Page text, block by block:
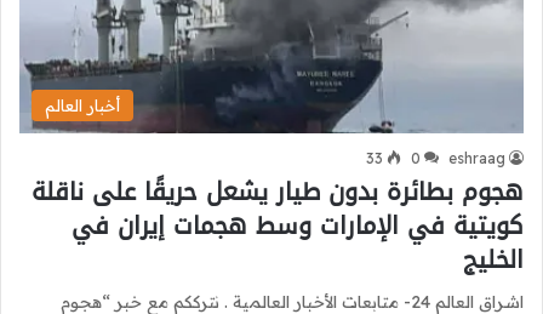
أخبار العالم
eshraag
0
33
هجوم بطائرة بدون طيار يشعل حريقًا على ناقلة
كويتية في الإمارات وسط هجمات إيران في
الخليج
اشراق العالم 24- متابعات الأخبار العالمية . نترككم مع خبر “هجوم